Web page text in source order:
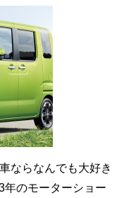
ならなんでも大好き
年のモーターショー